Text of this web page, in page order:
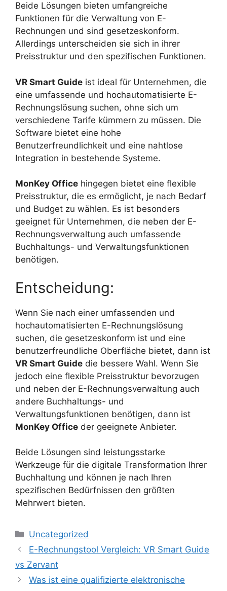
Beide Lösungen bieten umfangreiche
Funktionen für die Verwaltung von E-
Rechnungen und sind gesetzeskonform.
Allerdings unterscheiden sie sich in ihrer
Preisstruktur und den spezifischen Funktionen.
VR Smart Guide ist ideal für Unternehmen, die
eine umfassende und hochautomatisierte E-
Rechnungslösung suchen, ohne sich um
verschiedene Tarife kümmern zu müssen. Die
Software bietet eine hohe
Benutzerfreundlichkeit und eine nahtlose
Integration in bestehende Systeme.
MonKey Office hingegen bietet eine flexible
Preisstruktur, die es ermöglicht, je nach Bedarf
und Budget zu wählen. Es ist besonders
geeignet für Unternehmen, die neben der E-
Rechnungsverwaltung auch umfassende
Buchhaltungs- und Verwaltungsfunktionen
benötigen.
Entscheidung:
Wenn Sie nach einer umfassenden und
hochautomatisierten E-Rechnungslösung
suchen, die gesetzeskonform ist und eine
benutzerfreundliche Oberfläche bietet, dann ist
VR Smart Guide die bessere Wahl. Wenn Sie
jedoch eine flexible Preisstruktur bevorzugen
und neben der E-Rechnungsverwaltung auch
andere Buchhaltungs- und
Verwaltungsfunktionen benötigen, dann ist
MonKey Office der geeignete Anbieter.
Beide Lösungen sind leistungsstarke
Werkzeuge für die digitale Transformation Ihrer
Buchhaltung und können je nach Ihren
spezifischen Bedürfnissen den größten
Mehrwert bieten.
Kategorien
Uncategorized
E-Rechnungstool Vergleich: VR Smart Guide
vs Zervant
Was ist eine qualifizierte elektronische